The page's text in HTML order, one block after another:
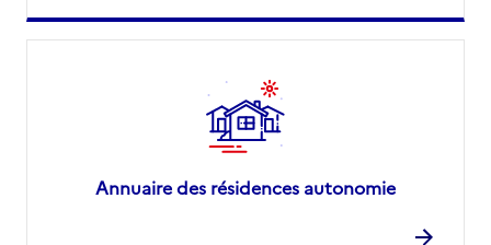
Annuaire des résidences autonomie